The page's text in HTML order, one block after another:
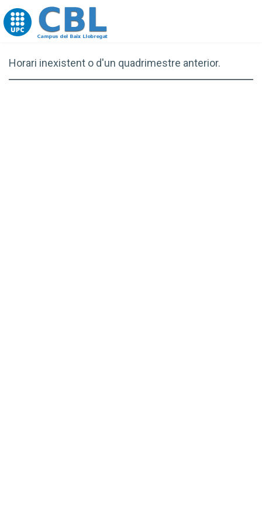
Go to upc.edu
Horari inexistent o d'un quadrimestre anterior.